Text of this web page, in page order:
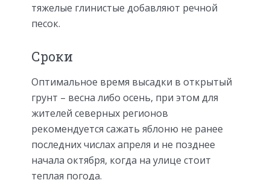
тяжелые глинистые добавляют речной
песок.
Сроки
Оптимальное время высадки в открытый
грунт – весна либо осень, при этом для
жителей северных регионов
рекомендуется сажать яблоню не ранее
последних числах апреля и не позднее
начала октября, когда на улице стоит
теплая погода.